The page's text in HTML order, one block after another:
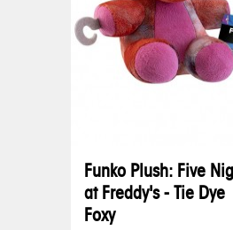
Funko Plush: Five
at Freddy's - Tie Dye
Foxy